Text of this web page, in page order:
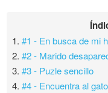
1.#1 - En busca de mi
2.#2 - Marido
3.#3 - Puzle sencillo
4.#4 - Encuentra al gato